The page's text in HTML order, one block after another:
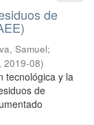
de
Samuel;
, 2019-08)
tecnológica y la
de